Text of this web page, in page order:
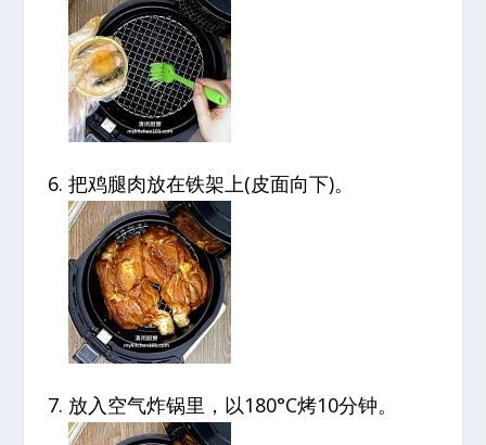
把鸡腿肉放在铁架上(皮面向下)。
放入空气炸锅里，以180°C烤10分钟。